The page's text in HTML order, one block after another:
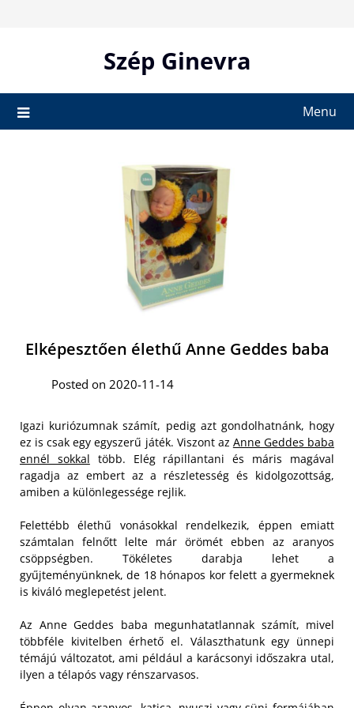
Szép Ginevra
Menu
Elképesztően élethű Anne Geddes baba
Posted on 2020-11-14
Igazi kuriózumnak számít, pedig azt gondolhatnánk, hogy
ez is csak egy egyszerű játék. Viszont az Anne Geddes baba
ennél sokkal több. Elég rápillantani és máris magával
ragadja az embert az a részletesség és kidolgozottság,
amiben a különlegessége rejlik.
Felettébb élethű vonásokkal rendelkezik, éppen emiatt
számtalan felnőtt lelte már örömét ebben az aranyos
csöppségben. Tökéletes darabja lehet a
gyűjteményünknek, de 18 hónapos kor felett a gyermeknek
is kiváló meglepetést jelent.
Az Anne Geddes baba megunhatatlannak számít, mivel
többféle kivitelben érhető el. Választhatunk egy ünnepi
témájú változatot, ami például a karácsonyi időszakra utal,
ilyen a télapós vagy rénszarvasos.